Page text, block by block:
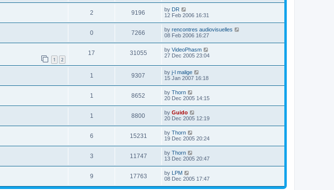
2 9196 by DR
12 Feb 2006 16:31
0 7266 by rencontres audiovisuelles
08 Feb 2006 16:27
1 2
17 31055 by VideoPhasm
27 Dec 2005 23:04
1 9307 by j-l malige
15 Jan 2007 16:18
1 8652 by Thorn
20 Dec 2005 14:15
1 8800 by Guido
20 Dec 2005 12:19
6 15231 by Thorn
19 Dec 2005 20:24
3 11747 by Thorn
13 Dec 2005 20:47
9 17763 by LPM
08 Dec 2005 17:47